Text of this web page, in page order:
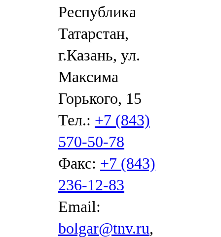
Республика
Татарстан,
г.Казань, ул.
Максима
Горького, 15
Тел.: +7 (843)
570-50-78
Факс: +7 (843)
236-12-83
Email:
bolgar@tnv.ru,